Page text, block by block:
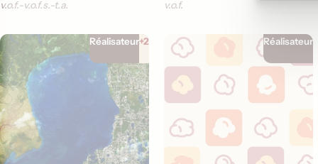
v.o.f. v.o.f.s.-t.a. v.o.f.
Réalisateur+2 Réalisateur